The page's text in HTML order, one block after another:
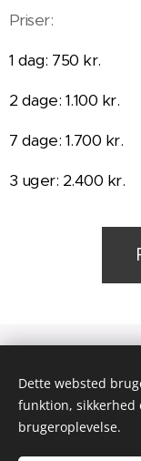
Priser:
1 dag: 750 kr.
2 dage: 1.100 kr.
7 dage: 1.700 kr.
3 uger: 2.400 kr.
Dette websted
funktion, sikkerhed
brugeroplevelse.